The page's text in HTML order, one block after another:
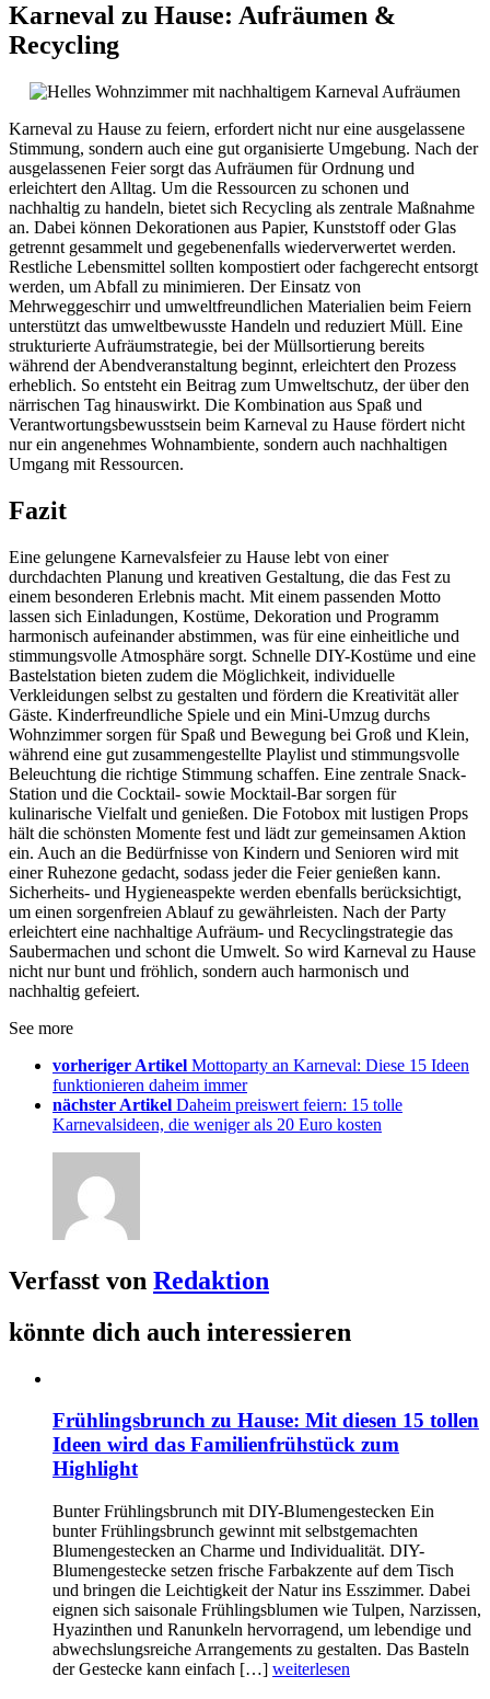
Karneval zu Hause: Aufräumen &
Recycling
Karneval zu Hause zu feiern, erfordert nicht nur eine ausgelassene
Stimmung, sondern auch eine gut organisierte Umgebung. Nach der
ausgelassenen Feier sorgt das Aufräumen für Ordnung und
erleichtert den Alltag. Um die Ressourcen zu schonen und
nachhaltig zu handeln, bietet sich Recycling als zentrale Maßnahme
an. Dabei können Dekorationen aus Papier, Kunststoff oder Glas
getrennt gesammelt und gegebenenfalls wiederverwertet werden.
Restliche Lebensmittel sollten kompostiert oder fachgerecht entsorgt
werden, um Abfall zu minimieren. Der Einsatz von
Mehrweggeschirr und umweltfreundlichen Materialien beim Feiern
unterstützt das umweltbewusste Handeln und reduziert Müll. Eine
strukturierte Aufräumstrategie, bei der Müllsortierung bereits
während der Abendveranstaltung beginnt, erleichtert den Prozess
erheblich. So entsteht ein Beitrag zum Umweltschutz, der über den
närrischen Tag hinauswirkt. Die Kombination aus Spaß und
Verantwortungsbewusstsein beim Karneval zu Hause fördert nicht
nur ein angenehmes Wohnambiente, sondern auch nachhaltigen
Umgang mit Ressourcen.
Fazit
Eine gelungene Karnevalsfeier zu Hause lebt von einer
durchdachten Planung und kreativen Gestaltung, die das Fest zu
einem besonderen Erlebnis macht. Mit einem passenden Motto
lassen sich Einladungen, Kostüme, Dekoration und Programm
harmonisch aufeinander abstimmen, was für eine einheitliche und
stimmungsvolle Atmosphäre sorgt. Schnelle DIY-Kostüme und eine
Bastelstation bieten zudem die Möglichkeit, individuelle
Verkleidungen selbst zu gestalten und fördern die Kreativität aller
Gäste. Kinderfreundliche Spiele und ein Mini-Umzug durchs
Wohnzimmer sorgen für Spaß und Bewegung bei Groß und Klein,
während eine gut zusammengestellte Playlist und stimmungsvolle
Beleuchtung die richtige Stimmung schaffen. Eine zentrale Snack-
Station und die Cocktail- sowie Mocktail-Bar sorgen für
kulinarische Vielfalt und genießen. Die Fotobox mit lustigen Props
hält die schönsten Momente fest und lädt zur gemeinsamen Aktion
ein. Auch an die Bedürfnisse von Kindern und Senioren wird mit
einer Ruhezone gedacht, sodass jeder die Feier genießen kann.
Sicherheits- und Hygieneaspekte werden ebenfalls berücksichtigt,
um einen sorgenfreien Ablauf zu gewährleisten. Nach der Party
erleichtert eine nachhaltige Aufräum- und Recyclingstrategie das
Saubermachen und schont die Umwelt. So wird Karneval zu Hause
nicht nur bunt und fröhlich, sondern auch harmonisch und
nachhaltig gefeiert.
See more
vorheriger Artikel Mottoparty an Karneval: Diese 15 Ideen
funktionieren daheim immer
nächster Artikel Daheim preiswert feiern: 15 tolle
Karnevalsideen, die weniger als 20 Euro kosten
Verfasst von Redaktion
könnte dich auch interessieren
Frühlingsbrunch zu Hause: Mit diesen 15 tollen
Ideen wird das Familienfrühstück zum
Highlight
Bunter Frühlingsbrunch mit DIY-Blumengestecken Ein
bunter Frühlingsbrunch gewinnt mit selbstgemachten
Blumengestecken an Charme und Individualität. DIY-
Blumengestecke setzen frische Farbakzente auf dem Tisch
und bringen die Leichtigkeit der Natur ins Esszimmer. Dabei
eignen sich saisonale Frühlingsblumen wie Tulpen, Narzissen,
Hyazinthen und Ranunkeln hervorragend, um lebendige und
abwechslungsreiche Arrangements zu gestalten. Das Basteln
der Gestecke kann einfach […] weiterlesen